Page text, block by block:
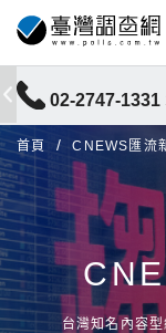
02-2747-1331
首頁 CNEWS匯流
台灣知名內容